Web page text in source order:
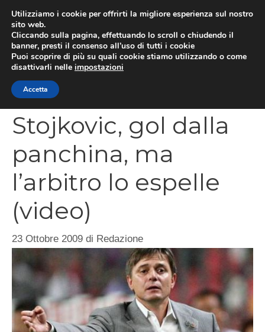
contenuto
Stojkovic, gol dalla
panchina, ma
l’arbitro lo espelle
(video)
23 Ottobre 2009 di Redazione
Utilizziamo i cookie per offrirti la migliore esperienza sul nostro
sito web.
Cliccando sulla pagina, effettuando lo scroll o chiudendo il
banner, presti il consenso all’uso di tutti i cookie
Puoi scoprire di più su quali cookie stiamo utilizzando o come
disattivarli nelle impostazioni
Accetta